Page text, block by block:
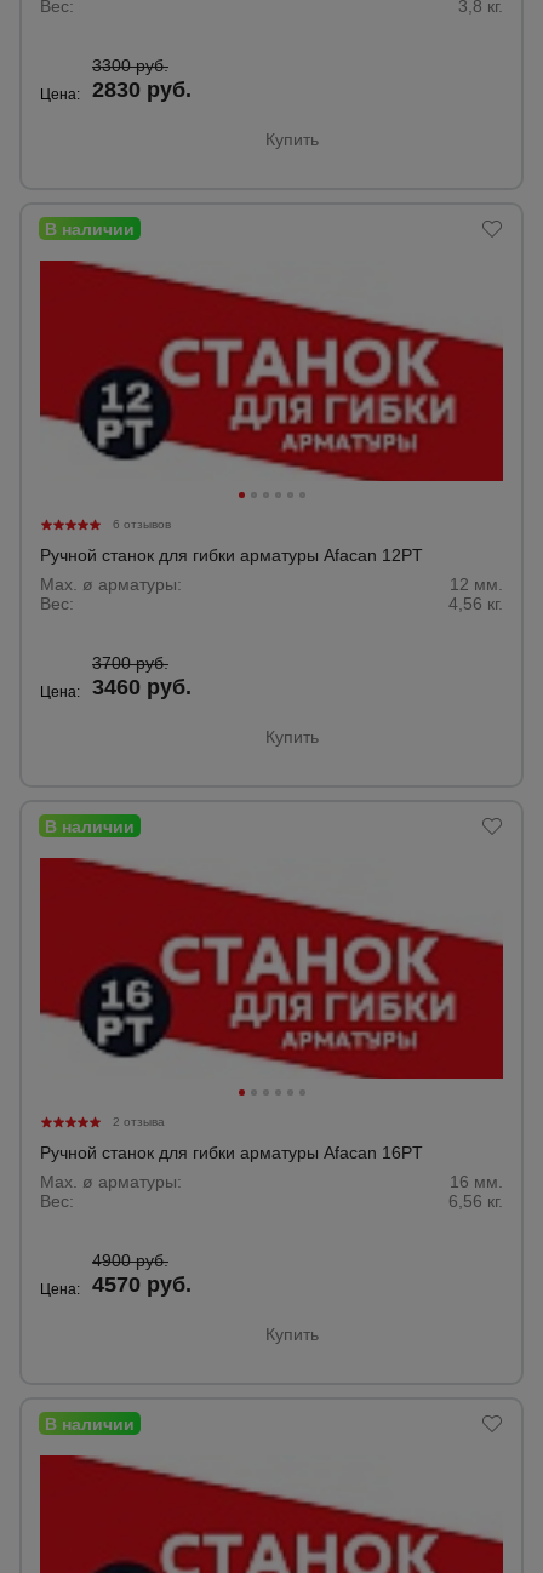
Вес: 3,8 кг.
Цена:
3300 руб.
2830 руб.
Купить
6 отзывов
Ручной станок для гибки арматуры Afacan 12PT
Max. ø арматуры:
12 мм.
Вес:
4,56 кг.
Цена:
3700 руб.
3460 руб.
Купить
2 отзыва
Ручной станок для гибки арматуры Afacan 16PT
Max. ø арматуры:
16 мм.
Вес:
6,56 кг.
Цена:
4900 руб.
4570 руб.
Купить